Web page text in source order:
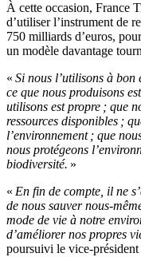
À cette occasion, France
d’utiliser l’instrument de
750 milliards d’euros,
un modèle davantage
« Si nous l’utilisons à bon
ce que nous produisons
utilisons est propre ; que
ressources disponibles ;
l’environnement ; que
nous protégeons
biodiversité. »
« En fin de compte, il ne
de nous sauver nous-
mode de vie à notre
d’améliorer nos propres
poursuivi le vice-